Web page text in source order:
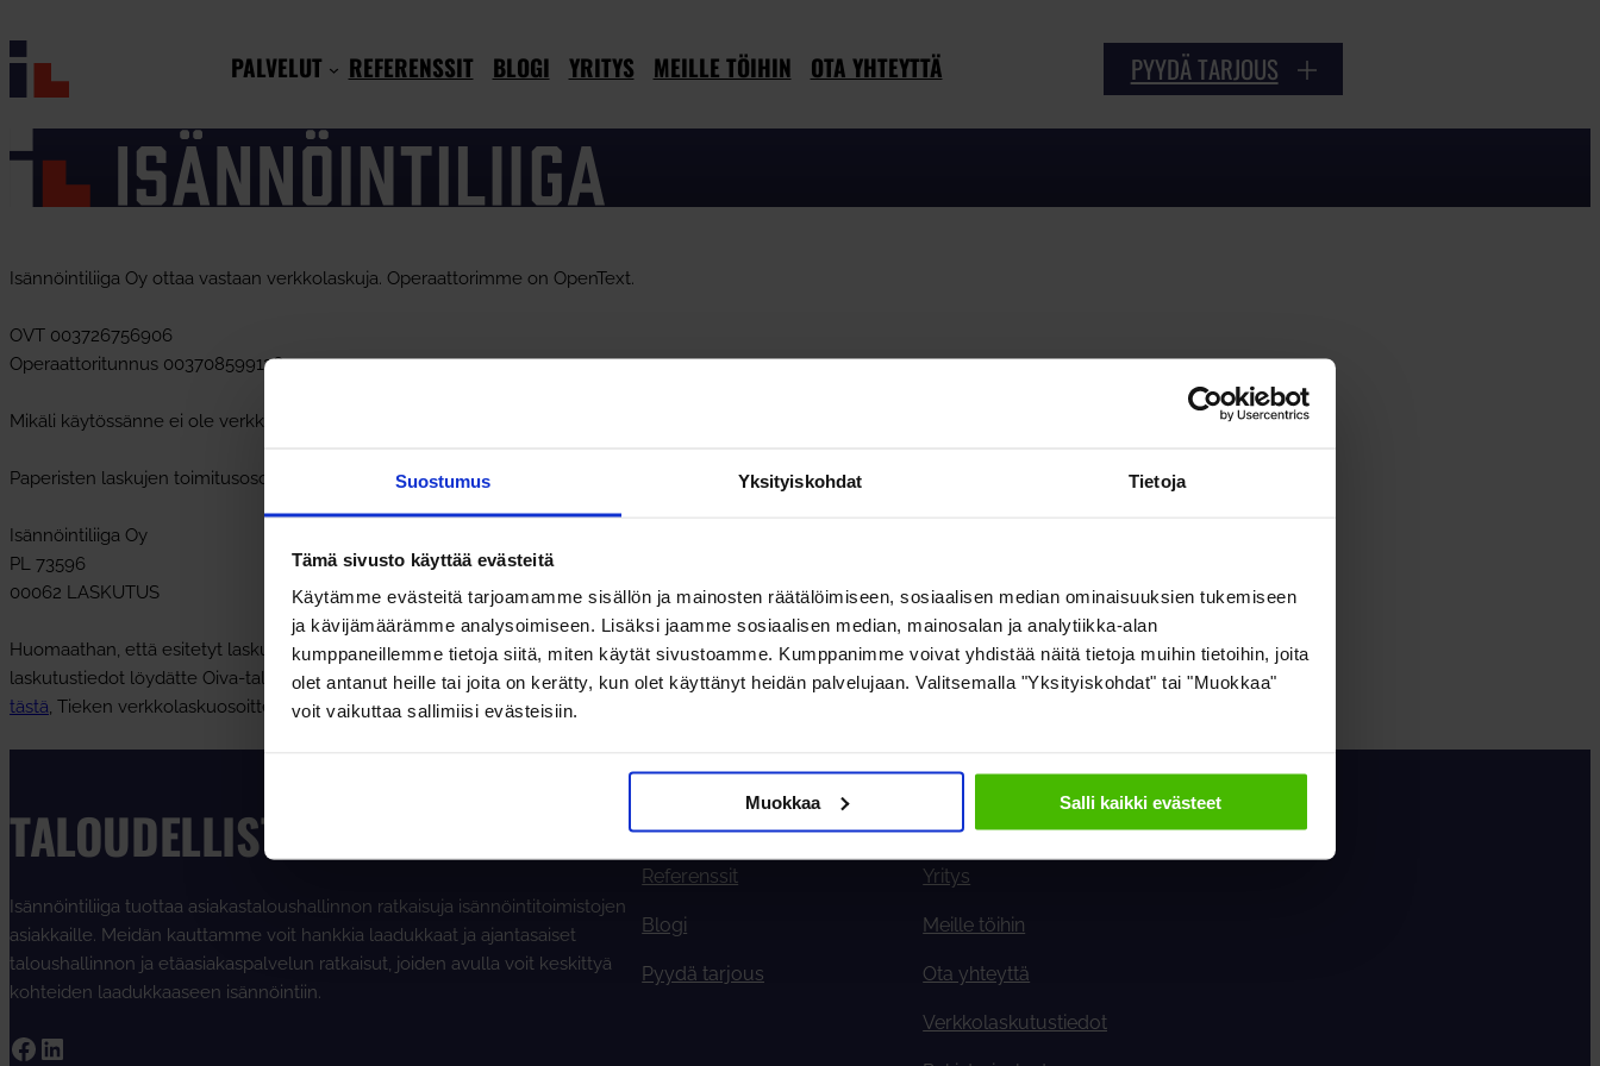
Suostumus Yksityiskohdat Tietoja
Tämä sivusto käyttää evästeitä
Käytämme evästeitä tarjoamamme sisällön ja mainosten räätälöimiseen, sosiaalisen median ominaisuuksien tukemiseen
ja kävijämäärämme analysoimiseen. Lisäksi jaamme sosiaalisen median, mainosalan ja analytiikka-alan
kumppaneillemme tietoja siitä, miten käytät sivustoamme. Kumppanimme voivat yhdistää näitä tietoja muihin tietoihin, joita
olet antanut heille tai joita on kerätty, kun olet käyttänyt heidän palvelujaan. Valitsemalla "Yksityiskohdat" tai "Muokkaa"
voit vaikuttaa sallimiisi evästeisiin.
Muokkaa Salli kaikki evästeet
PALVELUT REFERENSSIT BLOGI YRITYS MEILLE TÖIHIN OTA YHTEYTTÄ PYYDÄ TARJOUS
Isännöintiliiga Oy ottaa vastaan verkkolaskuja. Operaattorimme on OpenText.
OVT 003726756906
Operaattoritunnus 003708599126
Mikäli käytössänne ei ole verkkolaskutusta voitte toimittaa PDF muotoisen laskun osoitteeseen
Paperisten laskujen toimitusosoite on.
Isännöintiliiga Oy
PL 73596
00062 LASKUTUS
Huomaathan, että esitetyt laskutusosoitetiedot koskevat vain Isännöintiliiga Oy:n laskuja. Isännöinnissämme olevien asunto- ja kiinteistöosakeyhtiöiden
laskutustiedot löydätte Oiva-taloyhtiösivun taloyhtiökohtaisilta laskutustiedot kohdasta
tästä, Tieken verkkolaskuosoitteistosta tai voitte pyytää laskutusosoitteen sähköpostilla
TALOUDELLISTA ISÄNNÖINTIÄ
Isännöintiliiga tuottaa asiakastaloushallinnon ratkaisuja isännöintitoimistojen
asiakkaille. Meidän kauttamme voit hankkia laadukkaat ja ajantasaiset
taloushallinnon ja etäasiakaspalvelun ratkaisut, joiden avulla voit keskittyä
kohteiden laadukkaaseen isännöintiin.
Facebook LinkedIn
ISÄNNÖINTIYRITYKSILLE
Referenssit
Blogi
Pyydä tarjous
MEISTÄ
Yritys
Meille töihin
Ota yhteyttä
Verkkolaskutustiedot